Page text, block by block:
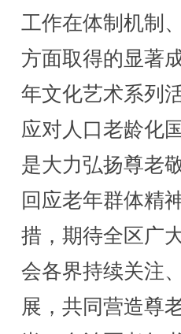
工作在体制机制
方面取得的显著
年文化艺术系列
应对人口老龄化
是大力弘扬尊老
回应老年群体精
措，期待全区广
会各界持续关注
展，共同营造尊